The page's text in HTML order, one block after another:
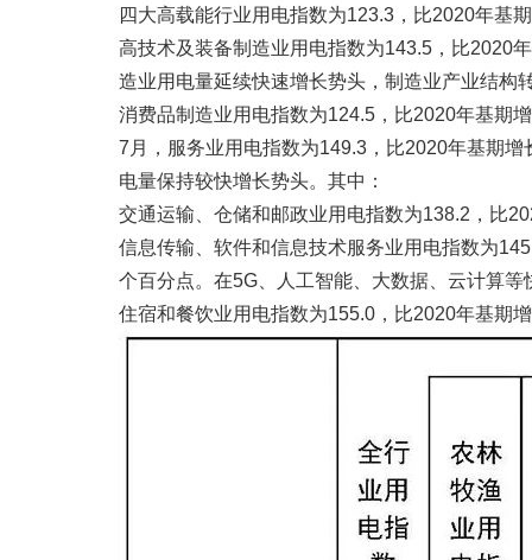
四大高载能行业用电指数为123.3，比2020年基
高技术及装备制造业用电指数为143.5，比2020
造业用电量延续快速增长势头，制造业产业结构
消费品制造业用电指数为124.5，比2020年基期
7月，服务业用电指数为149.3，比2020年基期
电量保持较快增长势头。其中：
交通运输、仓储和邮政业用电指数为138.2，比
信息传输、软件和信息技术服务业用电指数为
个百分点。在5G、人工智能、大数据、云计算
住宿和餐饮业用电指数为155.0，比2020年基期